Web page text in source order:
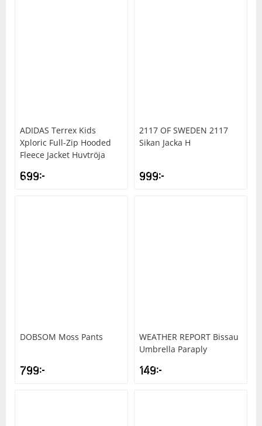
ADIDAS Terrex Kids
Xploric Full-Zip Hooded
Fleece Jacket Huvtröja
699kr
2117 OF SWEDEN 2117
Sikan Jacka H
999kr
DOBSOM Moss Pants
799kr
WEATHER REPORT Bissau
Umbrella Paraply
149kr